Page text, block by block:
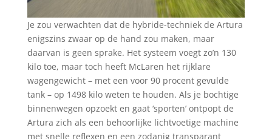
Je zou verwachten dat de hybride-techniek de Artura
enigszins zwaar op de hand zou maken, maar
daarvan is geen sprake. Het systeem voegt zo’n 130
kilo toe, maar toch heeft McLaren het rijklare
wagengewicht – met een voor 90 procent gevulde
tank – op 1498 kilo weten te houden. Als je bochtige
binnenwegen opzoekt en gaat ‘sporten’ ontpopt de
Artura zich als een behoorlijke lichtvoetige machine
met snelle reflexen en een zodanig transparant